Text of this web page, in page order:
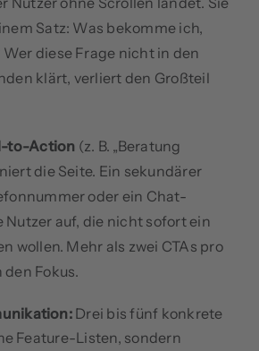
Satz: Was bekomme ich,
diese Frage nicht in den
klärt, verliert den Großteil
to-Action (z. B. „Beratung
die Seite. Ein sekundärer
oder ein Chat-
auf, die nicht sofort ein
wollen. Mehr als zwei CTAs pro
den Fokus.
Drei bis fünf konkrete
Feature-Listen, sondern